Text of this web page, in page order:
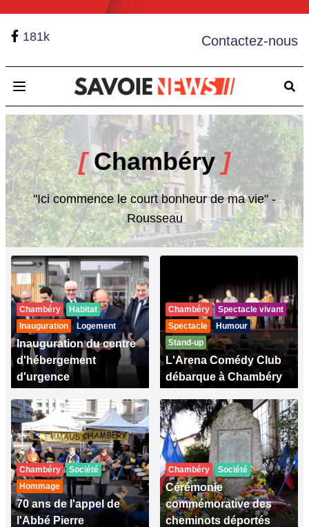
181k Contactez-nous
Open main menu
[Chambéry]
"Ici commence le court bonheur de ma vie" -
Rousseau
Chambéry
Habitat
Inauguration
Logement
Inauguration du centre
d'hébergement
d'urgence
Chambéry
Spectacle vivant
Spectacle
Humour
Stand-up
L'Arena Comédy Club
débarque à Chambéry
Chambéry
Société
Hommage
70 ans de l'appel de
l'Abbé Pierre
Chambéry Société
Cérémonie
commémorative des
cheminots déportés